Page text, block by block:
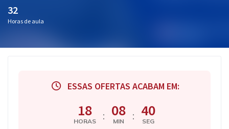
Aprovados
32
Horas de aula
ESSAS OFERTAS ACABAM EM:
18
HORAS : 08
MIN : 39
SEG